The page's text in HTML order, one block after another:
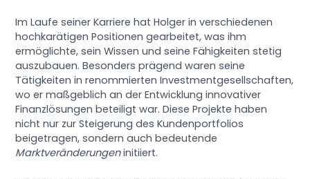
Im Laufe seiner Karriere hat Holger in verschiedenen
hochkarätigen Positionen gearbeitet, was ihm
ermöglichte, sein Wissen und seine Fähigkeiten stetig
auszubauen. Besonders prägend waren seine
Tätigkeiten in renommierten Investmentgesellschaften,
wo er maßgeblich an der Entwicklung innovativer
Finanzlösungen beteiligt war. Diese Projekte haben
nicht nur zur Steigerung des Kundenportfolios
beigetragen, sondern auch bedeutende
Marktveränderungeninitiiert.